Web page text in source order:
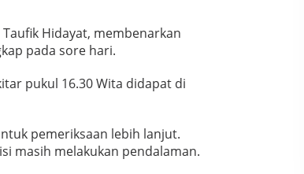
Taufik Hidayat, membenarkan
pada sore hari.
pukul 16.30 Wita didapat di
pemeriksaan lebih lanjut.
masih melakukan pendalaman.